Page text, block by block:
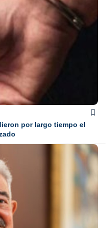
por largo tiempo el